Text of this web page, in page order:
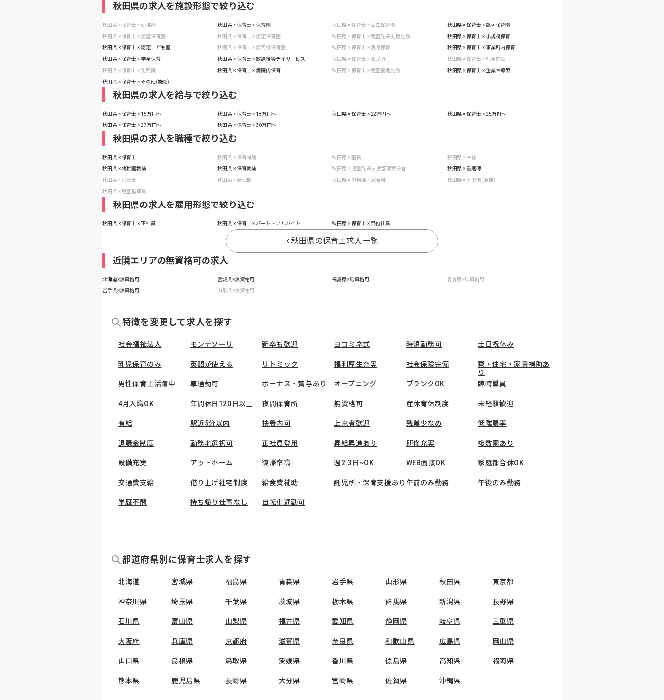
秋田県の求人を施設形態で絞り込む
秋田県 × 保育士 × 幼稚園 秋田県 × 保育士 × 保育園 秋田県 × 保育士 × 公立保育園 秋田県 × 保育士 × 認可保育園
秋田県 × 保育士 × 認証保育園 秋田県 × 保育士 × 認定保育園 秋田県 × 保育士 × 児童発達支援施設 秋田県 × 保育士 × 小規模保育
秋田県 × 保育士 × 認定こども園 秋田県 × 保育士 × 認可外保育園 秋田県 × 保育士 × 病児保育 秋田県 × 保育士 × 事業所内保育
秋田県 × 保育士 × 学童保育 秋田県 × 保育士 × 放課後等デイサービス 秋田県 × 保育士 × 託児所 秋田県 × 保育士 × 児童施設
秋田県 × 保育士 × 乳児院 秋田県 × 保育士 × 病院内保育 秋田県 × 保育士 × 児童養護施設 秋田県 × 保育士 × 企業主導型
秋田県 × 保育士 × その他(施設)
秋田県の求人を給与で絞り込む
秋田県 × 保育士 × 15万円〜 秋田県 × 保育士 × 18万円〜 秋田県 × 保育士 × 22万円〜 秋田県 × 保育士 × 25万円〜
秋田県 × 保育士 × 27万円〜 秋田県 × 保育士 × 30万円〜
秋田県の求人を職種で絞り込む
秋田県 × 保育士 秋田県 × 保育補助 秋田県 × 園長 秋田県 × 主任
秋田県 × 幼稚園教諭 秋田県 × 保育教諭 秋田県 × 児童発達支援管理責任者 秋田県 × 看護師
秋田県 × 栄養士 秋田県 × 調理師 秋田県 × 事務職・総合職 秋田県 × その他(職種)
秋田県 × 児童指導員
秋田県の求人を雇用形態で絞り込む
秋田県 × 保育士 × 正社員 秋田県 × 保育士 × パート・アルバイト 秋田県 × 保育士 × 契約社員
秋田県の保育士求人一覧
近隣エリアの無資格可の求人
北海道×無資格可 宮城県×無資格可 福島県×無資格可 青森県×無資格可
岩手県×無資格可 山形県×無資格可
特徴を変更して求人を探す
社会福祉法人 モンテソーリ 新卒も歓迎 ヨコミネ式 時短勤務可 土日祝休み
乳児保育のみ 英語が使える リトミック 福利厚生充実 社会保険完備
寮・住宅・家賃補助あ
り
男性保育士活躍中
車通勤可 ボーナス・賞与あり オープニング ブランクOK 臨時職員
4月入職OK 年間休日120日以上 夜間保育所 無資格可 産休育休制度 未経験歓迎
有給 駅近5分以内 扶養内可 上京者歓迎 残業少なめ 低離職率
退職金制度 勤務地選択可 正社員登用 昇給昇進あり 研修充実 複数園あり
設備充実 アットホーム 復帰率高 週2.3日~OK WEB面接OK 家庭都合休OK
交通費支給 借り上げ社宅制度 給食費補助 託児所・保育支援あり 午前のみ勤務 午後のみ勤務
学歴不問 持ち帰り仕事なし 自転車通勤可
都道府県別に保育士求人を探す
北海道 宮城県 福島県 青森県 岩手県 山形県 秋田県 東京都
神奈川県 埼玉県 千葉県 茨城県 栃木県 群馬県 新潟県 長野県
石川県 富山県 山梨県 福井県 愛知県 静岡県 岐阜県 三重県
大阪府 兵庫県 京都府 滋賀県 奈良県 和歌山県 広島県 岡山県
山口県 島根県 鳥取県 愛媛県 香川県 徳島県 高知県 福岡県
熊本県 鹿児島県 長崎県 大分県 宮崎県 佐賀県 沖縄県